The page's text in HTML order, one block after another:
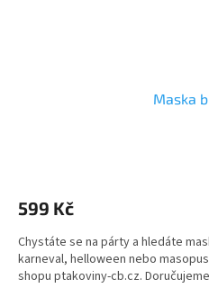
Maska
599 Kč
Chystáte se na párty a hledáte
karneval, helloween nebo
shopu ptakoviny-cb.cz.